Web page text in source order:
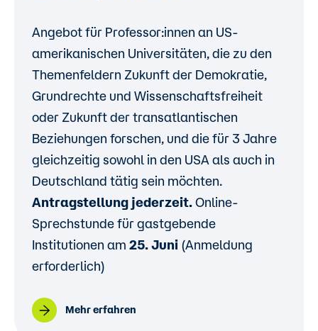
Angebot für Professor:innen an US-
amerikanischen Universitäten, die zu den
Themenfeldern Zukunft der Demokratie,
Grundrechte und Wissenschaftsfreiheit
oder Zukunft der transatlantischen
Beziehungen forschen, und die für 3 Jahre
gleichzeitig sowohl in den USA als auch in
Deutschland tätig sein möchten.
Antragstellung jederzeit. Online-
Sprechstunde für gastgebende
Institutionen am 25. Juni (Anmeldung
erforderlich)
Mehr erfahren